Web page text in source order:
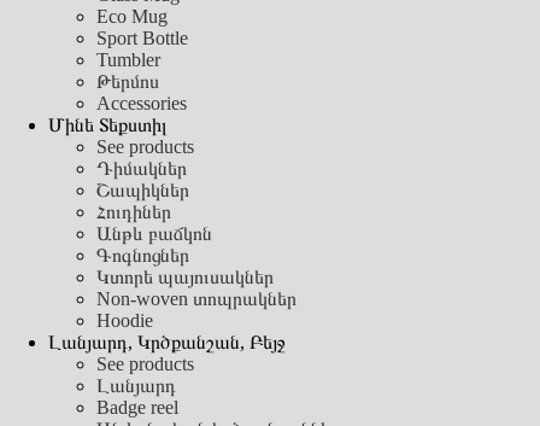
Eco Mug
Sport Bottle
Tumbler
Թերմոս
Accessories
Մինե Տեքստիլ
See products
Դիմակներ
Շապիկներ
Հուդիներ
Անթև բաճկոն
Գոգնոցներ
Կտորե պայուսակներ
Non-woven տոպրակներ
Hoodie
Լանյարդ, Կրծքանշան, Բեյջ
See products
Լանյարդ
Badge reel